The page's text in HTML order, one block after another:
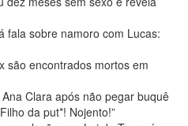
fala sobre namoro com Lucas:
são encontrados mortos em
Clara após não pegar buquê
da put*! Nojento!”